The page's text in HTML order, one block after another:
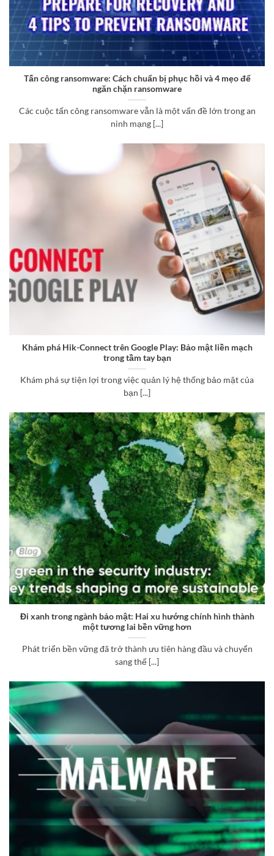
Tấn công ransomware: Cách chuẩn bị phục hồi và 4 mẹo để
ngăn chặn ransomware
Các cuộc tấn công ransomware vẫn là một vấn đề lớn trong an
ninh mạng [...]
Khám phá Hik-Connect trên Google Play: Bảo mật liền mạch
trong tầm tay bạn
Khám phá sự tiện lợi trong việc quản lý hệ thống bảo mật của
bạn [...]
Đi xanh trong ngành bảo mật: Hai xu hướng chính hình thành
một tương lai bền vững hơn
Phát triển bền vững đã trở thành ưu tiên hàng đầu và chuyển
sang thế [...]